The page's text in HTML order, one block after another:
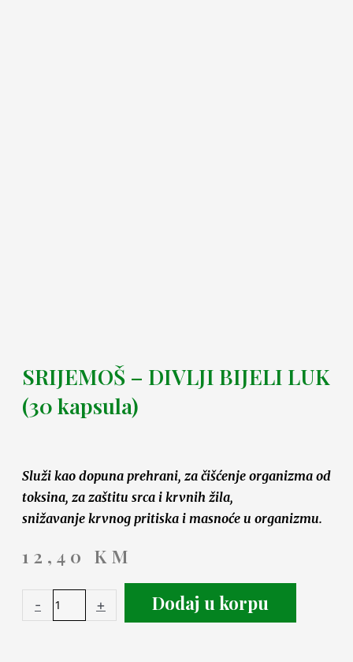
SRIJEMOŠ – DIVLJI BIJELI LUK
(30 kapsula)
Služi kao dopuna prehrani, za čišćenje organizma od
toksina, za zaštitu srca i krvnih žila,
snižavanje krvnog pritiska i masnoće u organizmu.
12,40 KM
- + Dodaj u korpu